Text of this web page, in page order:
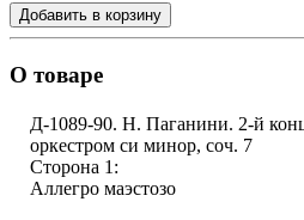
Добавить в корзину
О товаре
Д-1089-90. Н. Паганини. 2-й
оркестром си минор, соч. 7
Сторона 1:
Аллегро маэстозо